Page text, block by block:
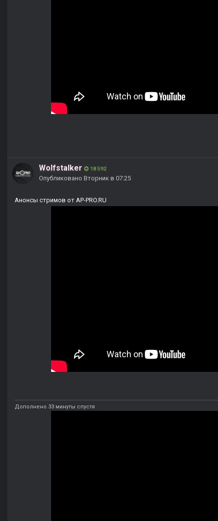
Wolfstalker 18 592
Опубликовано Вторник в 07:25
Анонсы стримов от AP-PRO.RU
Дополнено 33 минуты спустя